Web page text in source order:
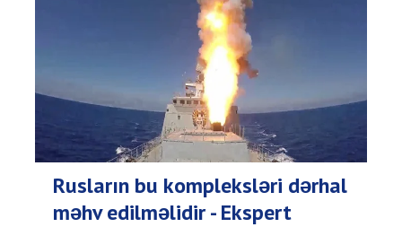
Rusların bu kompleksləri dərhal
məhv edilməlidir - Ekspert